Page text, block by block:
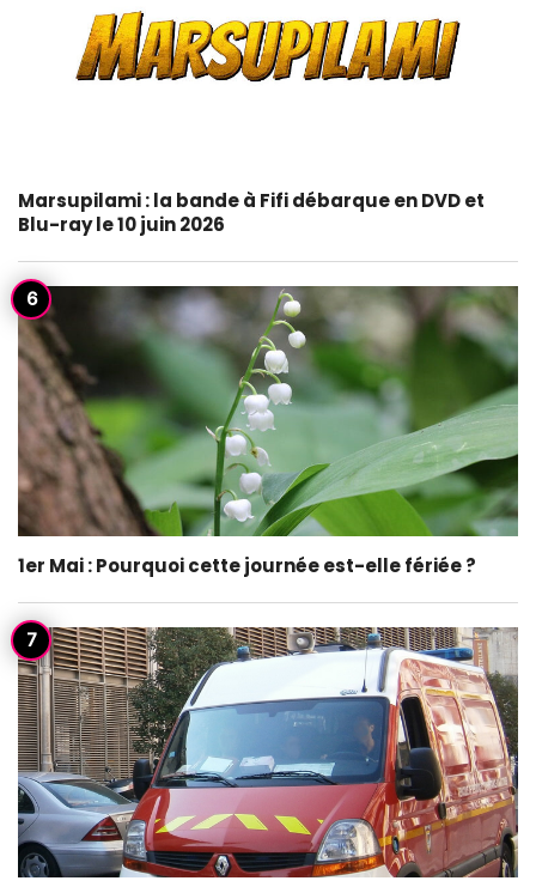
Marsupilami : la bande à Fifi débarque en DVD et
Blu-ray le 10 juin 2026
1er Mai : Pourquoi cette journée est-elle fériée ?